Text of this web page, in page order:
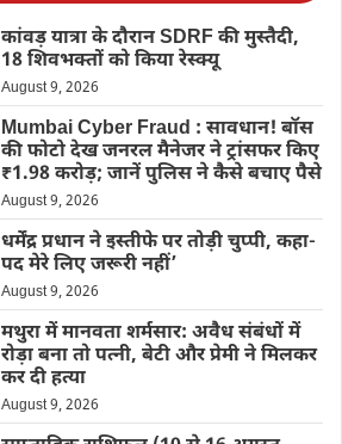
कांवड़ यात्रा के दौरान SDRF की मुस्तैदी,
18 शिवभक्तों को किया रेस्क्यू
August 9, 2026
Mumbai Cyber Fraud : सावधान! बॉस
की फोटो देख जनरल मैनेजर ने ट्रांसफर किए
₹1.98 करोड़; जानें पुलिस ने कैसे बचाए पैसे
August 9, 2026
धर्मेंद्र प्रधान ने इस्तीफे पर तोड़ी चुप्पी, कहा-
पद मेरे लिए जरूरी नहीं’
August 9, 2026
मथुरा में मानवता शर्मसार: अवैध संबंधों में
रोड़ा बना तो पत्नी, बेटी और प्रेमी ने मिलकर
कर दी हत्या
August 9, 2026